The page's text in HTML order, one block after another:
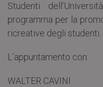
Studenti
programma per la
ricreative degli studenti.
L’appuntamento con:
WALTER CAVINI